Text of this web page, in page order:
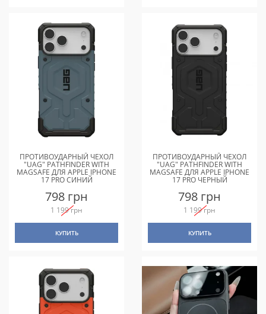
ПРОТИВОУДАРНЫЙ ЧЕХОЛ
"UAG" PATHFINDER WITH
MAGSAFE ДЛЯ APPLE IPHONE
17 PRO СИНИЙ
798 грн
1 199 грн
КУПИТЬ
ПРОТИВОУДАРНЫЙ ЧЕХОЛ
"UAG" PATHFINDER WITH
MAGSAFE ДЛЯ APPLE IPHONE
17 PRO ЧЕРНЫЙ
798 грн
1 199 грн
КУПИТЬ